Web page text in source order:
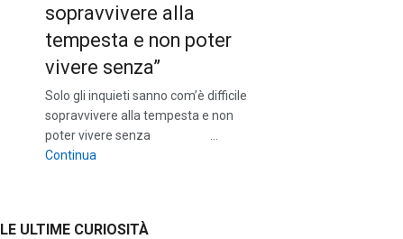
sopravvivere alla
tempesta e non poter
vivere senza”
Solo gli inquieti sanno com’è difficile
sopravvivere alla tempesta e non
poter vivere senza …
Continua
LE ULTIME CURIOSITÀ